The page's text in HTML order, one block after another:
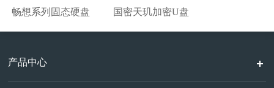
畅想系列固态硬盘 国密天玑加密U盘
产品中心